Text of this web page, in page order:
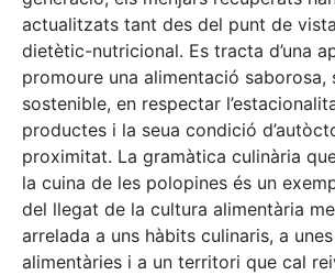
actualitzats tant des del punt de
dietètic-nutricional. Es tracta d’una
promoure una alimentació saborosa,
sostenible, en respectar
productes i la seua condició
proximitat. La gramàtica culinària
la cuina de les polopines és un
del llegat de la cultura alimentària
arrelada a uns hàbits culinaris, a
alimentàries i a un territori que cal